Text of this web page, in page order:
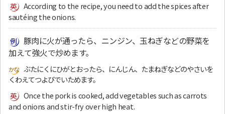
According to the recipe, you need to add the spices after
sautéing the onions.
豚肉に火が通ったら、ニンジン、玉ねぎなどの野菜を
加えて強火で炒めます。
ぶたにくにひがとおったら、にんじん、たまねぎなどのやさいを
くわえてつよびでいためます。
Once the pork is cooked, add vegetables such as carrots
and onions and stir-fry over high heat.